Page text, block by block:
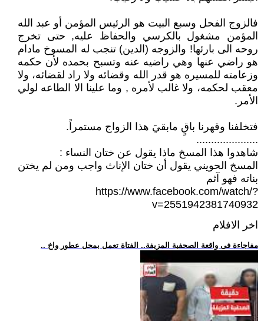
فالزوج الفحل وسبع البيت هو الرئيس المؤمن أو عبد الله
المؤمن مشغول بالكرسي والحفاظ عليه, حتى تخرج
روحه الى بارئها! والزوجه (الدين) تنجب له المسوخ مادام
هو راضي عنها وهي راضيه عنه وتسبح بحمده لأن حكمه
وزعامته للمسيره هو قدر الله وقضائه ولا راد لقضائه، ولا
معقب لحكمه، ولا غالب لأمره , وما علينا الا الطاعه لولي
الأمر.
فتخلفنا وقهرنا باقٍ مابقيَ هذا الزواج مستمراً.
.....................
شاهدوا هذا المسخ ماذا يقول عن ختان النساء :
المسخ الحويني يقول أن ختان الإناث واجب ومن لم يختن
بناته فهو آثم
https://www.facebook.com/watch/?
v=2551942381740932
اخر الافلام
.. مفاجاءة فى واقعة الصحفية المزيفة.. الفتاة تعمل بمحل عطور واخ